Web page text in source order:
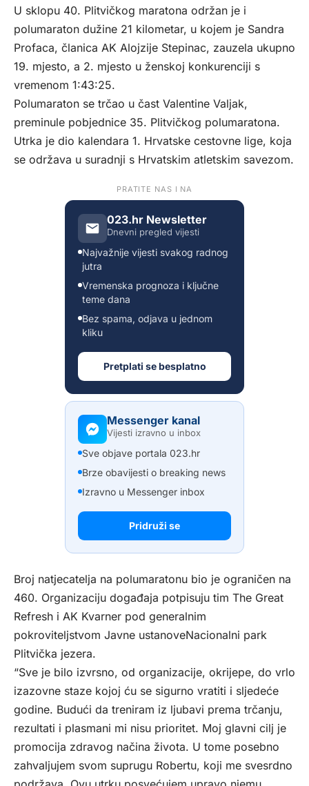
U sklopu 40. Plitvičkog maratona održan je i
polumaraton dužine 21 kilometar, u kojem je Sandra
Profaca, članica AK Alojzije Stepinac, zauzela ukupno
19. mjesto, a 2. mjesto u ženskoj konkurenciji s
vremenom 1:43:25.
Polumaraton se trčao u čast Valentine Valjak,
preminule pobjednice 35. Plitvičkog polumaratona.
Utrka je dio kalendara 1. Hrvatske cestovne lige, koja
se održava u suradnji s Hrvatskim atletskim savezom.
PRATITE NAS I NA
023.hr Newsletter
Dnevni pregled vijesti
Najvažnije vijesti svakog radnog
jutra
Vremenska prognoza i ključne
teme dana
Bez spama, odjava u jednom
kliku
Pretplati se besplatno
Messenger kanal
Vijesti izravno u inbox
Sve objave portala 023.hr
Brze obavijesti o breaking news
Izravno u Messenger inbox
Pridruži se
Broj natjecatelja na polumaratonu bio je ograničen na
460. Organizaciju događaja potpisuju tim The Great
Refresh i AK Kvarner pod generalnim
pokroviteljstvom Javne ustanoveNacionalni park
Plitvička jezera.
“Sve je bilo izvrsno, od organizacije, okrijepe, do vrlo
izazovne staze kojoj ću se sigurno vratiti i sljedeće
godine. Budući da treniram iz ljubavi prema trčanju,
rezultati i plasmani mi nisu prioritet. Moj glavni cilj je
promocija zdravog načina života. U tome posebno
zahvaljujem svom suprugu Robertu, koji me svesrdno